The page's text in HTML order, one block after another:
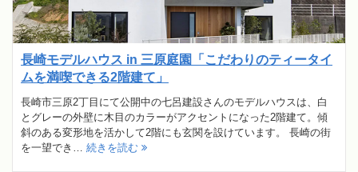
長崎モデルハウス in 三原庭園「こだわりのティータイ
ムを満喫できる2階建て」
長崎市三原2丁目にて公開中の七呂建設さんのモデルハウスは、白
とグレーの外壁に木目のカラーがアクセントになった2階建て。傾
斜のある変形地を活かして2階にも玄関を設けています。 長崎の街
を一望でき… 続きを読む